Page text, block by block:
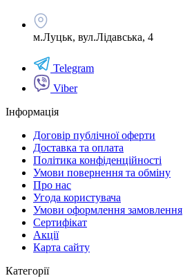
м.Луцьк, вул.Лідавська, 4
Telegram
Viber
Інформація
Договір публічної оферти
Доставка та оплата
Політика конфіденційності
Умови повернення та обміну
Про нас
Угода користувача
Умови оформлення замовлення
Сертифікат
Акції
Карта сайту
Категорії